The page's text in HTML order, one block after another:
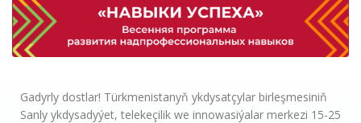
Gadyrly dostlar! Türkmenistanyň ykdysatçylar birleşmesiniň
Sanly ykdysadyýet, telekeçilik we innowasiýalar merkezi 15-25